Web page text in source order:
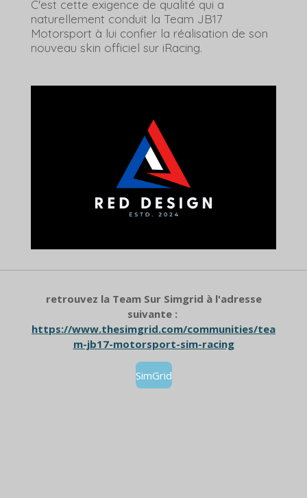
C'est cette exigence de qualité qui a
naturellement conduit la Team JB17
Motorsport à lui confier la réalisation de son
nouveau skin officiel sur iRacing.
retrouvez la Team Sur Simgrid à l'adresse
suivante :
https://www.thesimgrid.com/communities/tea
m-jb17-motorsport-sim-racing
SimGrid